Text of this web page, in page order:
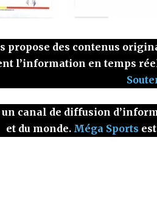
propose des contenus
l’information en temps
canal de diffusion
et du monde. Méga Sports